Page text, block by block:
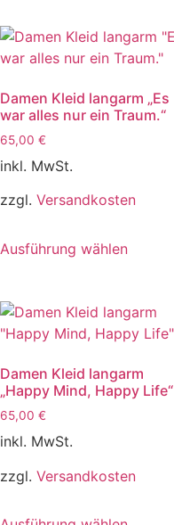
Damen Kleid langarm „Es
war alles nur ein Traum.“
65,00 €
inkl. MwSt.
zzgl. Versandkosten
Ausführung wählen
Damen Kleid langarm
„Happy Mind, Happy Life“
65,00 €
inkl. MwSt.
zzgl. Versandkosten